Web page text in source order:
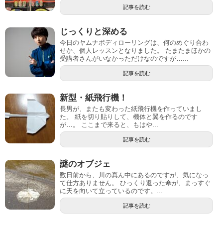
記事を読む
じっくりと深める
今日のヤムナボディローリングは、何のめぐり合わ
せか、個人レッスンとなりました。 たまたまほかの
受講者さんがいなかっただけなのですが…...
記事を読む
新型・紙飛行機！
長男が、またも変わった紙飛行機を作っていまし
た。 紙を切り貼りして、機体と翼を作るのです
が…。 ここまで来ると、もはや...
記事を読む
謎のオブジェ
数日前から、川の真ん中にあるのですが、気になっ
て仕方ありません。 ひっくり返った傘が、まっすぐ
に天を向いて立っているのです。...
記事を読む